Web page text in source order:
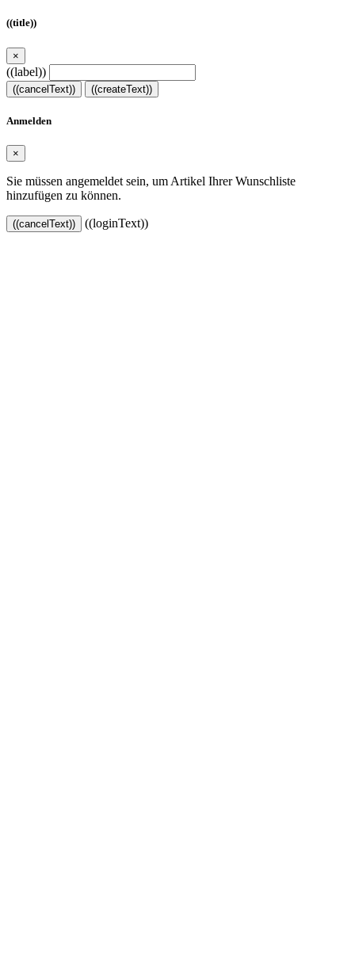
((title))
×
((label))
((cancelText)) ((createText))
Anmelden
×
Sie müssen angemeldet sein, um Artikel Ihrer Wunschliste
hinzufügen zu können.
((cancelText)) ((loginText))